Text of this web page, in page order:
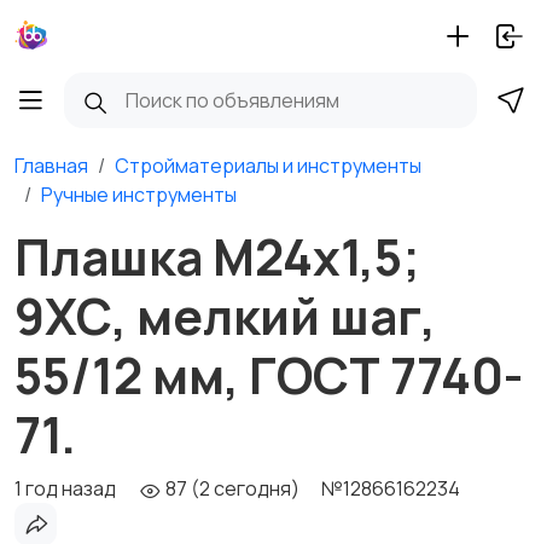
Главная
Стройматериалы и инструменты
Ручные инструменты
Плашка М24х1,5;
9ХС, мелкий шаг,
55/12 мм, ГОСТ 7740-
71.
1 год назад 87 (2 сегодня) №12866162234